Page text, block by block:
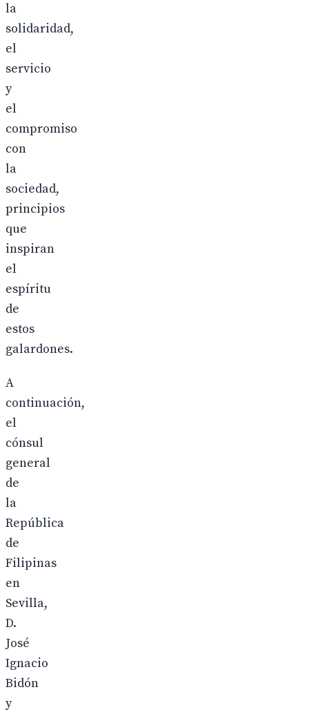
la
solidaridad,
el
servicio
y
el
compromiso
con
la
sociedad,
principios
que
inspiran
el
espíritu
de
estos
galardones.
A
continuación,
el
cónsul
general
de
la
República
de
Filipinas
en
Sevilla,
D.
José
Ignacio
Bidón
y